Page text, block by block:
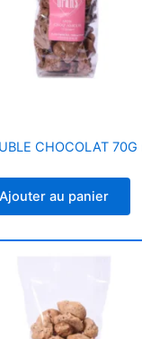
CHOCOLAT
Ajouter au panier